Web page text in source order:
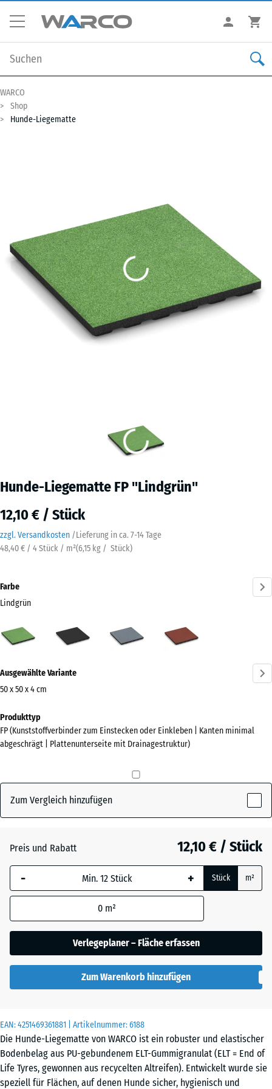
WARCO
Shop
Hunde-Liegematte
Hunde-Liegematte FP "Lindgrün"
12,10 € / Stück
zzgl. Versandkosten /Lieferung in ca. 7-14 Tage
48,40 € / 4 Stück / m²(6,15 kg / Stück)
EAN:4251469361881 | Artikelnummer:6188
Die Hunde-Liegematte von WARCO ist ein robuster und elastischer
Bodenbelag aus PU-gebundenem ELT-Gummigranulat (ELT = End of
Life Tyres, gewonnen aus recycelten Altreifen). Entwickelt wurde sie
speziell für Flächen, auf denen Hunde sicher, hygienisch und
Farbe
Lindgrün
(active)
Graphitgrau
Informationen
zu
Farben?
Farbpalette
Lindgrün(active)
Ausgewählte Variante
50 x 50 x 4 cm
Abmessungen
für
den
x
500
Die gewählte, blau
umrandete
Abmessung wird
Produktdaten nicht
anders angegeben)
für die
Bedarfsberechnung
x
50
x 4
cm
Produkttyp
FP (Kunststoffverbinder zum Einstecken oder Einkleben | Kanten minimal
abgeschrägt | Plattenunterseite mit Drainagestruktur)
Zum Vergleich hinzufügen
Preis und Rabatt 12,10 € / Stück
- + Stück m²
0 m²
Verlegeplaner – Fläche erfassen
Zum Warenkorb hinzufügen